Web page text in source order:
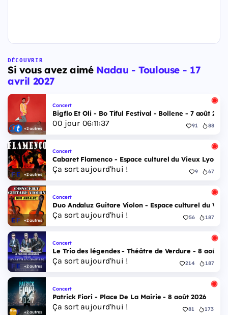
DÉCOUVRIR
Si vous avez aimé Nadau - Toulouse - 17
avril 2027
+2 autres
Concert
Bigflo Et Oli - Bo Tiful Festival - Bollene - 7 août 2026
00 jour 06:11:36 91 88
+2 autres
Concert
Cabaret Flamenco - Espace culturel du Vieux Lyon -
Ça sort aujourd'hui ! 9 67
+2 autres
Concert
Duo Andaluz Guitare Violon - Espace culturel du
Ça sort aujourd'hui ! 56 187
+2 autres
Concert
Le Trio des légendes - Théâtre de Verdure - 8 août
Ça sort aujourd'hui ! 214 187
+2 autres
Concert
Patrick Fiori - Place De La Mairie - 8 août 2026
Ça sort aujourd'hui ! 81 173